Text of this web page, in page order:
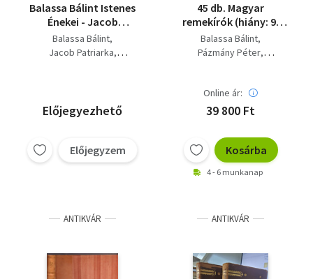
Balassa Bálint Istenes
Énekei - Jacob
Patriarka Egynéhány
oktató Regulák és
Balassa Bálint
Jacob Patriarka
Előjegyezhető
Előjegyzem
45 db. Magyar
remekírók (hiány: 9,
13, 15, 16, 33, 34, 35,
40, 45, 54 kötetek)
Balassa Bálint
Pázmány Péter
Vörösmarty Mihály
Kazinczy Ferenc
Kisfaludy Sándor
Csokonai Vitéz Mihály
Deák Ferenc
KOssuth Lajos
Online ár:
39 800 Ft
Kosárba
4 - 6 munkanap
ANTIKVÁR ANTIKVÁR